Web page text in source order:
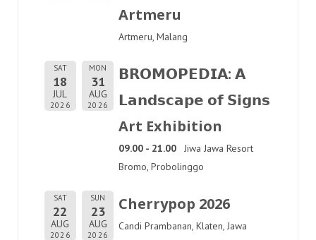
Artmeru
Artmeru, Malang
SAT
18
JUL
2026
MON
31
AUG
2026
𝗕𝗥𝗢𝗠𝗢𝗣𝗘𝗗𝗜𝗔: 𝗔
𝗟𝗮𝗻𝗱𝘀𝗰𝗮𝗽𝗲 𝗼𝗳 𝗦𝗶𝗴𝗻𝘀
Art Exhibition
09.00 - 21.00
Jiwa Jawa Resort
Bromo, Probolinggo
SAT
22
AUG
2026
SUN
23
AUG
2026
Cherrypop 2026
Candi Prambanan, Klaten, Jawa